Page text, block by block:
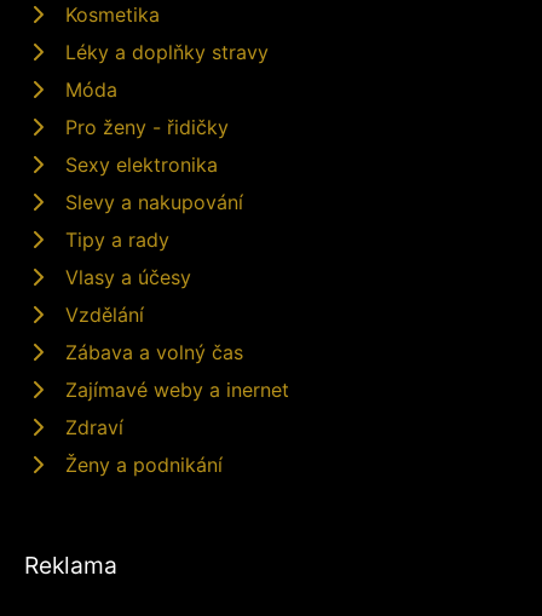
Kosmetika
Léky a doplňky stravy
Móda
Pro ženy - řidičky
Sexy elektronika
Slevy a nakupování
Tipy a rady
Vlasy a účesy
Vzdělání
Zábava a volný čas
Zajímavé weby a inernet
Zdraví
Ženy a podnikání
Reklama